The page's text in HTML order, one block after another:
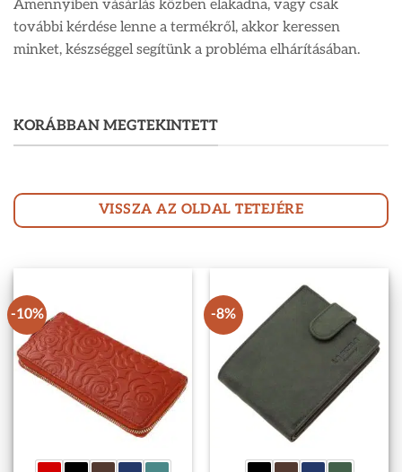
Amennyiben vásárlás közben elakadna, vagy csak
további kérdése lenne a termékről, akkor keressen
minket, készséggel segítünk a probléma elhárításában.
KORÁBBAN MEGTEKINTETT
VISSZA AZ OLDAL TETEJÉRE
-10% -8%